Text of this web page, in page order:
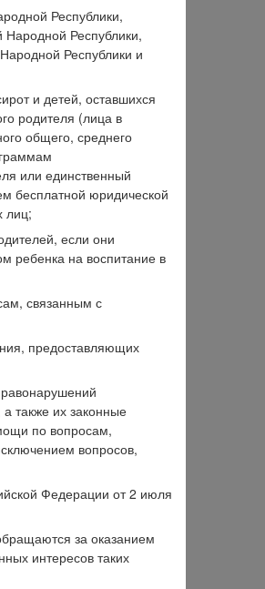
Республики,
Народной Республики,
Республики и
и детей, оставшихся
родителя (лица в
общего, среднего
или единственный
бесплатной юридической
лиц;
если они
ребенка на воспитание в
связанным с
предоставляющих
также их законные
по вопросам,
вопросов,
Федерации от 2 июля
за оказанием
интересов таких